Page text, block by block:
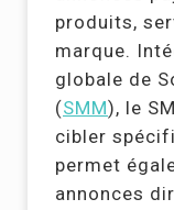
produits,
marque.
globale de
(SMM), le
cibler
permet
annonces